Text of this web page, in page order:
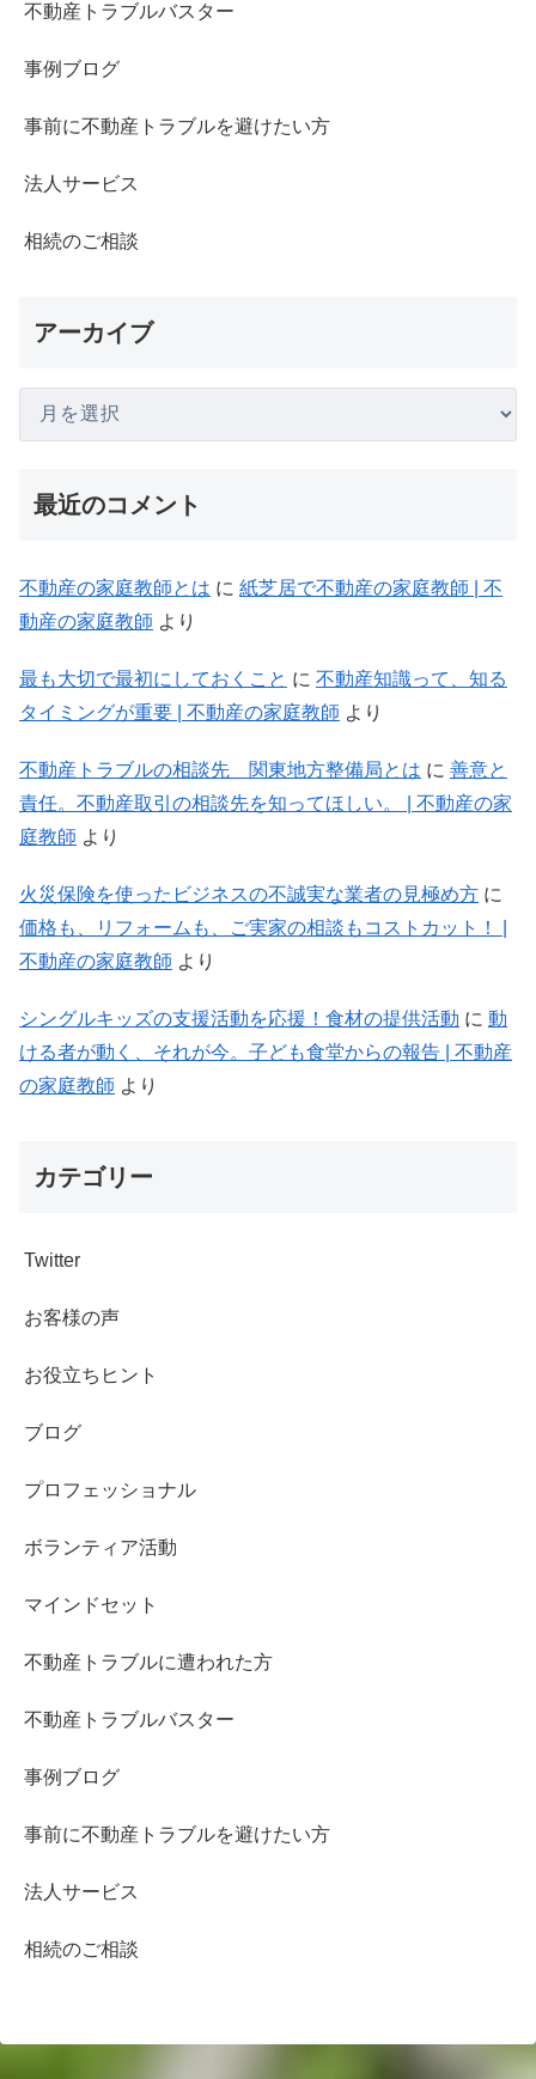
不動産トラブルバスター
事例ブログ
事前に不動産トラブルを避けたい方
法人サービス
相続のご相談
アーカイブ
最近のコメント
不動産の家庭教師とは に 紙芝居で不動産の家庭教師 | 不
動産の家庭教師 より
最も大切で最初にしておくこと に 不動産知識って、知る
タイミングが重要 | 不動産の家庭教師 より
不動産トラブルの相談先 関東地方整備局とは に 善意と
責任。不動産取引の相談先を知ってほしい。 | 不動産の家
庭教師 より
火災保険を使ったビジネスの不誠実な業者の見極め方 に
価格も、リフォームも、ご実家の相談もコストカット！ |
不動産の家庭教師 より
シングルキッズの支援活動を応援！食材の提供活動 に 動
ける者が動く、それが今。子ども食堂からの報告 | 不動産
の家庭教師 より
カテゴリー
Twitter
お客様の声
お役立ちヒント
ブログ
プロフェッショナル
ボランティア活動
マインドセット
不動産トラブルに遭われた方
不動産トラブルバスター
事例ブログ
事前に不動産トラブルを避けたい方
法人サービス
相続のご相談